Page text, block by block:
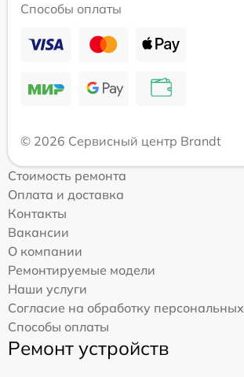
Способы оплаты
© 2026 Сервисный центр Brandt
Стоимость ремонта
Оплата и доставка
Контакты
Вакансии
О компании
Ремонтируемые модели
Наши услуги
Согласие на обработку
Способы оплаты
Ремонт устройств